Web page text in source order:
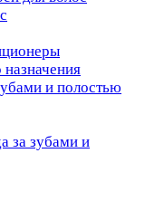
и полостью
за зубами и